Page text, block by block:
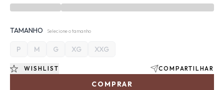
TAMANHO Selecione o tamanho
P M G XG XXG
COMPRAR
WISHLIST COMPARTILHAR